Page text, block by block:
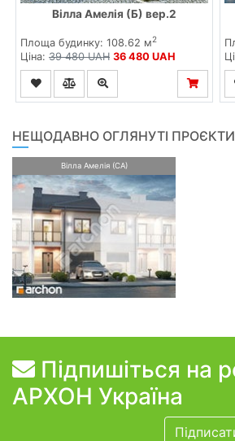
Вілла Амелія (Б) вер.2
Площа будинку: 108.62 м2
Ціна: 39 480 UAH 36 480 UAH
НЕЩОДАВНО ОГЛЯНУТІ ПРОЄКТИ
Вілла Амелія (СА)
Підпишіться на
АРХОН Україна